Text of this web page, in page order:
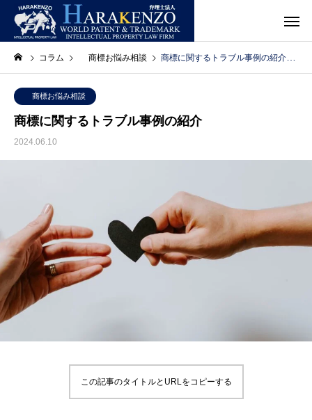
コラム 商標お悩み相談 商標に関するトラブル事例の紹介
商標お悩み相談
商標に関するトラブル事例の紹介
2024.06.10
この記事のタイトルとURLをコピーする